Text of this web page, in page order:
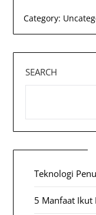
Category:
SEARCH
Teknologi
5 Manfaat Ikut